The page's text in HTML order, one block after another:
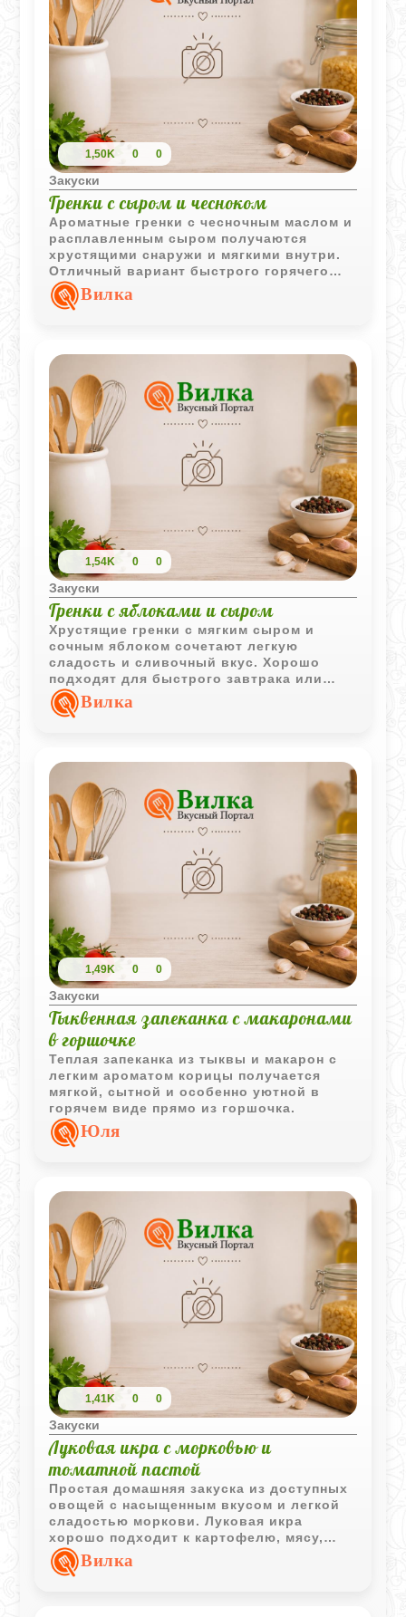
1,50K 0 0
Закуски
Гренки с сыром и чесноком
Ароматные гренки с чесночным маслом и
расплавленным сыром получаются
хрустящими снаружи и мягкими внутри.
Отличный вариант быстрого горячего
перекуса.
Вилка
1,54K 0 0
Закуски
Гренки с яблоками и сыром
Хрустящие гренки с мягким сыром и
сочным яблоком сочетают легкую
сладость и сливочный вкус. Хорошо
подходят для быстрого завтрака или
горячего перекуса.
Вилка
1,49K 0 0
Закуски
Тыквенная запеканка с макаронами
в горшочке
Теплая запеканка из тыквы и макарон с
легким ароматом корицы получается
мягкой, сытной и особенно уютной в
горячем виде прямо из горшочка.
Юля
1,41K 0 0
Закуски
Луковая икра с морковью и
томатной пастой
Простая домашняя закуска из доступных
овощей с насыщенным вкусом и легкой
сладостью моркови. Луковая икра
хорошо подходит к картофелю, мясу,
свежему хлебу и холодным закускам.
Вилка